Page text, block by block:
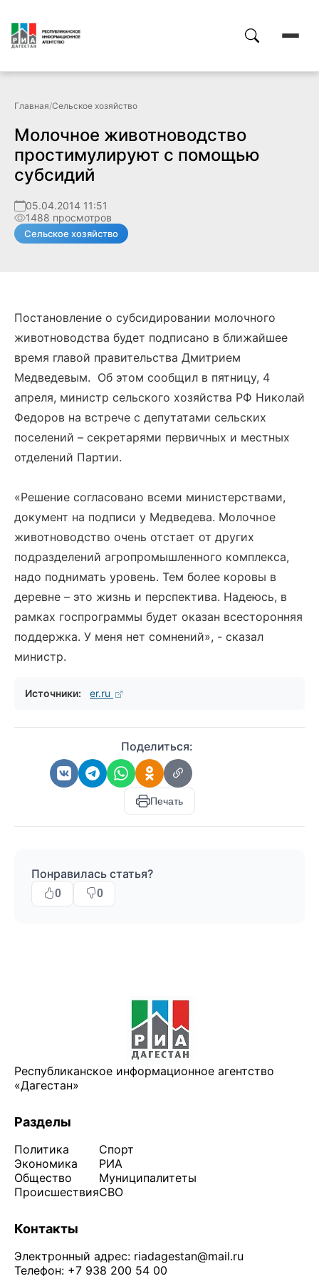
Главная/Сельское хозяйство
Молочное животноводство
простимулируют с помощью
субсидий
05.04.2014 11:51
1488 просмотров
Сельское хозяйство
Постановление о субсидировании молочного
животноводства будет подписано в ближайшее
время главой правительства Дмитрием
Медведевым. Об этом сообщил в пятницу, 4
апреля, министр сельского хозяйства РФ Николай
Федоров на встрече с депутатами сельских
поселений – секретарями первичных и местных
отделений Партии.
«Решение согласовано всеми министерствами,
документ на подписи у Медведева. Молочное
животноводство очень отстает от других
подразделений агропромышленного комплекса,
надо поднимать уровень. Тем более коровы в
деревне – это жизнь и перспектива. Надеюсь, в
рамках госпрограммы будет оказан всесторонняя
поддержка. У меня нет сомнений», - сказал
министр.
Источники: er.ru
Поделиться:
Печать
Понравилась статья?
0 0
Республиканское информационное агентство
«Дагестан»
Разделы
Политика
Экономика
Общество
Происшествия
Спорт
РИА
Муниципалитеты
СВО
Контакты
Электронный адрес: riadagestan@mail.ru
Телефон: +7 938 200 54 00